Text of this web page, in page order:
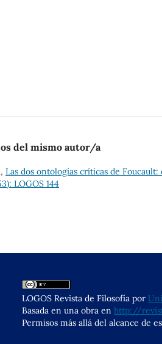
del mismo autor/a
Las dos ontologías críticas de
LOGOS 144
LOGOS Revista de Filosofía por
Basada en una obra en http://
Permisos más allá del alcance de